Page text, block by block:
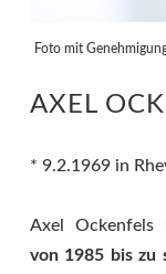
Foto mit
AXEL
* 9.2.1969 in
Axel Ockenfels
von 1985 bis zu